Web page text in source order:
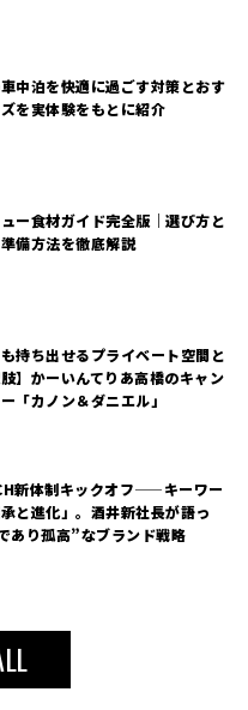
中泊を快適に過ごす対策とおす
を実体験をもとに紹介
ー食材ガイド完全版｜選び方と
備方法を徹底解説
も持ち出せるプライベート空間と
】かーいんてりあ高橋のキャン
「カノン＆ダニエル」
新体制キックオフ——キーワー
と進化」。酒井新社長が語っ
あり孤高”なブランド戦略